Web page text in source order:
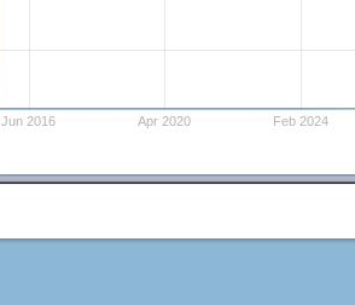
Jun 2016 Apr 2020 Feb 2024